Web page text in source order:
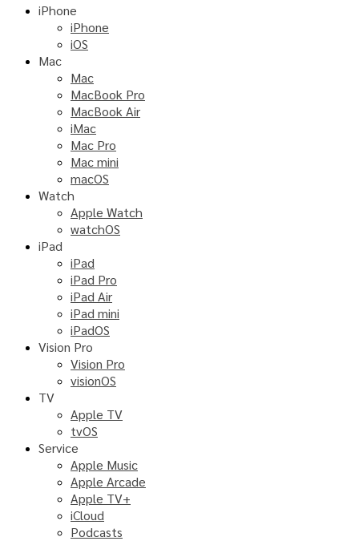
iPhone
iPhone
iOS
Mac
Mac
MacBook Pro
MacBook Air
iMac
Mac Pro
Mac mini
macOS
Watch
Apple Watch
watchOS
iPad
iPad
iPad Pro
iPad Air
iPad mini
iPadOS
Vision Pro
Vision Pro
visionOS
TV
Apple TV
tvOS
Service
Apple Music
Apple Arcade
Apple TV+
iCloud
Podcasts